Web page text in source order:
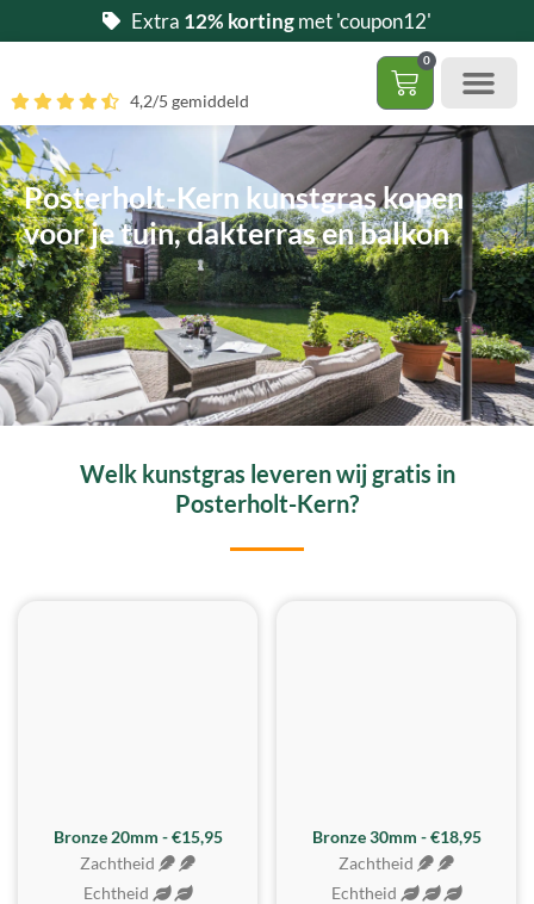
naar
inhoud
Extra 12% kortingmet 'coupon12'
0
4,2/5 gemiddeld
Posterholt-Kern kunstgras kopen
voor je tuin, dakterras en balkon
Welk kunstgras leveren wij gratis in
Posterholt-Kern?
Bronze 20mm - €15,95
Zachtheid
Echtheid
BESTE KOOP
Bronze 30mm - €18,95
Zachtheid
Echtheid